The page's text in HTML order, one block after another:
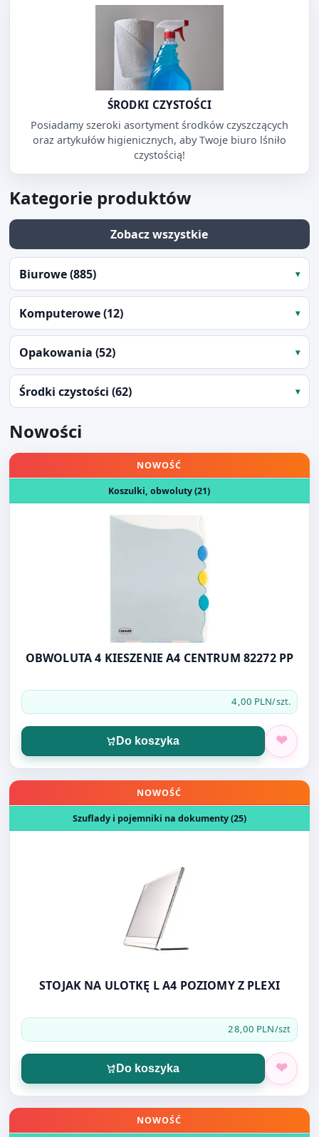
ŚRODKI CZYSTOŚCI
Posiadamy szeroki asortyment środków czyszczących
oraz artykułów higienicznych, aby Twoje biuro lśniło
czystością!
Kategorie produktów
Zobacz wszystkie
Biurowe (885)
Komputerowe (12)
Opakowania (52)
Środki czystości (62)
Nowości
Otwórz produkt: OBWOLUTA 4 KIESZENIE A4 CENTRUM
NOWOŚĆ
Koszulki, obwoluty (21)
OBWOLUTA 4 KIESZENIE A4 CENTRUM 82272 PP
4,00 PLN/szt.
Do koszyka
Otwórz produkt: STOJAK NA ULOTKĘ L A4 POZIOMY Z
NOWOŚĆ
Szuflady i pojemniki na dokumenty (25)
STOJAK NA ULOTKĘ L A4 POZIOMY Z PLEXI
28,00 PLN/szt
Do koszyka
Otwórz produkt: STOJAK NA ULOTKĘ MENU A4 PIOZIOM
NOWOŚĆ